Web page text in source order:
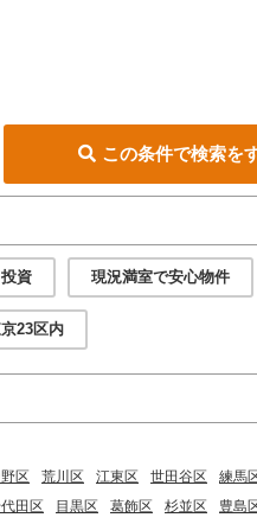
この条件で検索を
資 現況満室で安心物件
23区内
区 荒川区 江東区 世田谷区
練馬
田区 目黒区 葛飾区 杉並区
豊島